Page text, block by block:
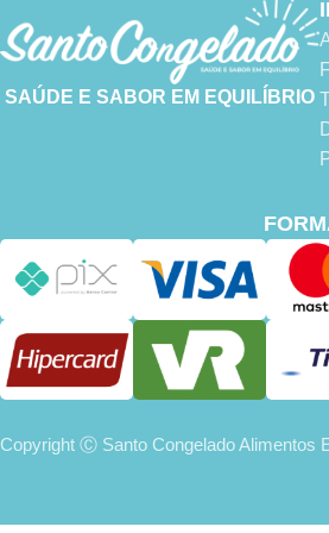
SAÚDE E SABOR EM EQUILÍBRIO
Copyright Ⓒ Santo Congelado Alimentos